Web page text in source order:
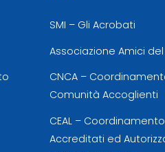
SMI – Gli Acrobati
Associazione Amici
CNCA –
Comunità Accoglienti
CEAL –
Accreditati ed